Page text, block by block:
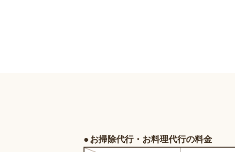
お掃除代行・お料理代行の料金